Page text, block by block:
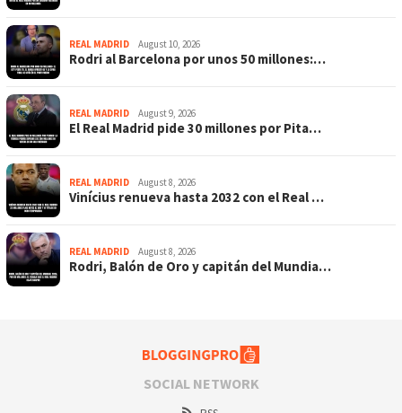
REAL MADRID August 10, 2026
Rodri al Barcelona por unos 50 millones:…
REAL MADRID August 9, 2026
El Real Madrid pide 30 millones por Pita…
REAL MADRID August 8, 2026
Vinícius renueva hasta 2032 con el Real …
REAL MADRID August 8, 2026
Rodri, Balón de Oro y capitán del Mundia…
SOCIAL NETWORK